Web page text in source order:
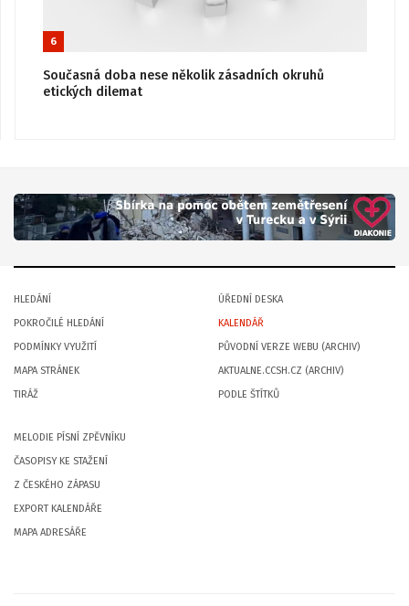
6
Současná doba nese několik zásadních okruhů
etických dilemat
HLEDÁNÍ
POKROČILÉ HLEDÁNÍ
PODMÍNKY VYUŽITÍ
MAPA STRÁNEK
TIRÁŽ
ÚŘEDNÍ DESKA
KALENDÁŘ
PŮVODNÍ VERZE WEBU (ARCHIV)
AKTUALNE.CCSH.CZ (ARCHIV)
PODLE ŠTÍTKŮ
MELODIE PÍSNÍ ZPĚVNÍKU
ČASOPISY KE STAŽENÍ
Z ČESKÉHO ZÁPASU
EXPORT KALENDÁŘE
MAPA ADRESÁŘE